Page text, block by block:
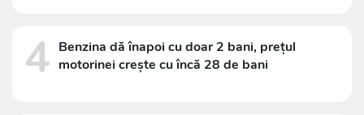
4 Benzina dă înapoi cu doar 2 bani, prețul
motorinei crește cu încă 28 de bani